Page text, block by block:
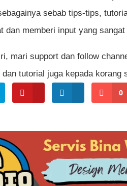
sebab tips-tips,
dan memberi input yang
mari support dan follow
tutorial juga kepada korang
0